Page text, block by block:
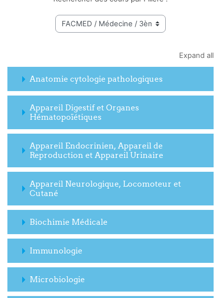
Expand all
Anatomie cytologie pathologiques
Appareil Digestif et Organes
Hématopoïétiques
Appareil Endocrinien, Appareil de
Reproduction et Appareil Urinaire
Appareil Neurologique, Locomoteur et
Cutané
Biochimie Médicale
Immunologie
Microbiologie